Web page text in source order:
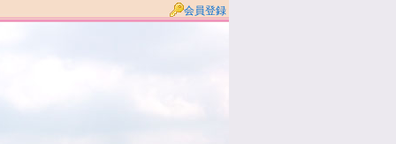
会員登録